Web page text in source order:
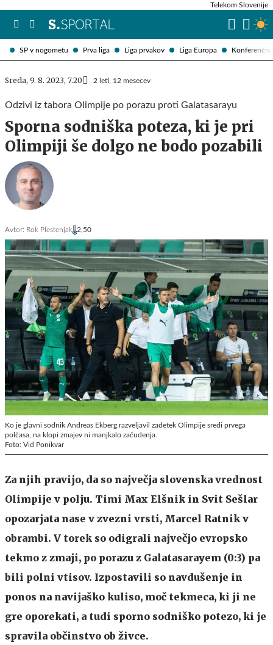
SP v nogometu Prva liga Liga prvakov Liga Europa
Telekom Slovenije
Sreda, 9. 8. 2023, 7.20 2 leti, 12 mesecev
Odzivi iz tabora Olimpije po porazu proti Galatasarayu
Sporna sodniška poteza, ki je pri
Olimpiji še dolgo ne bodo pozabili
Avtor: Rok Plestenjak 2,50
Ko je glavni sodnik Andreas Ekberg razveljavil zadetek Olimpije sredi prvega
polčasa, na klopi zmajev ni manjkalo začudenja.
Foto: Vid Ponikvar
Za njih pravijo, da so največja slovenska vrednost
Olimpije v polju. Timi Max Elšnik in Svit Sešlar
opozarjata nase v zvezni vrsti, Marcel Ratnik v
obrambi. V torek so odigrali največjo evropsko
tekmo z zmaji, po porazu z Galatasarayem (0:3) pa
bili polni vtisov. Izpostavili so navdušenje in
ponos na navijaško kuliso, moč tekmeca, ki ji ne
gre oporekati, a tudi sporno sodniško potezo, ki je
spravila občinstvo ob živce.